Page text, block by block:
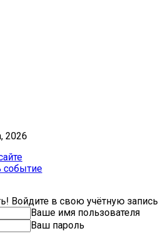
2026
событие
Войдите в свою учётную запись
Ваше имя пользователя
Ваш пароль